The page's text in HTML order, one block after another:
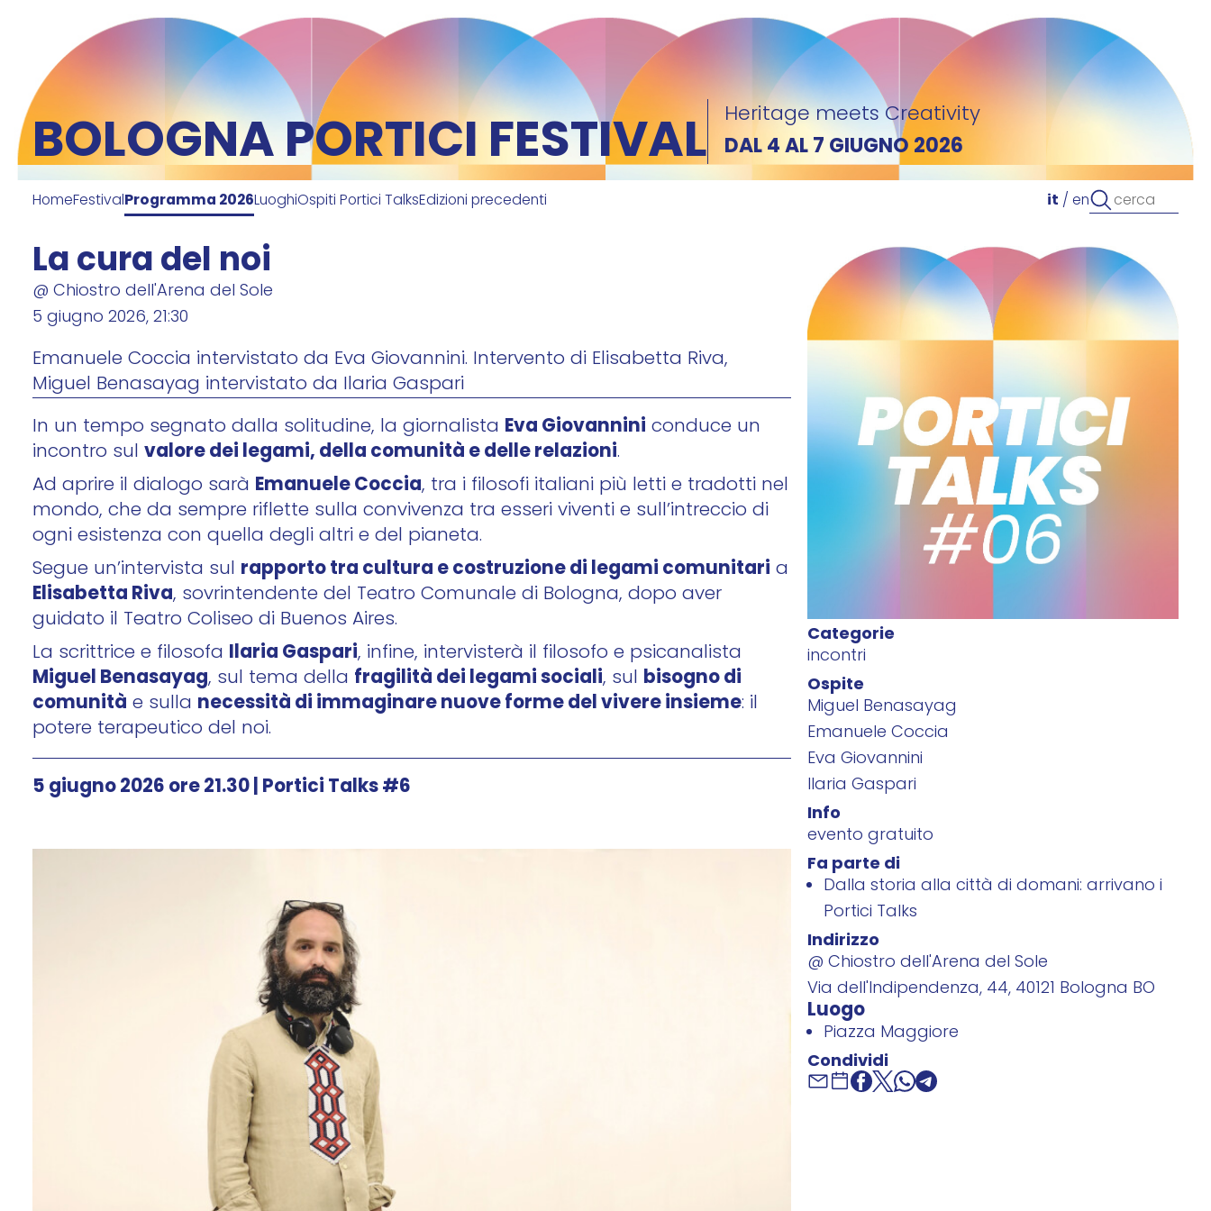
BOLOGNA PORTICI FESTIVAL Heritage meets Creativity
DAL 4 AL 7 GIUGNO 2026
HomeFestivalProgramma 2026LuoghiOspiti Portici TalksEdizioni precedenti it/en
La cura del noi
@ Chiostro dell'Arena del Sole
5 giugno 2026, 21:30
Emanuele Coccia intervistato da Eva Giovannini. Intervento di Elisabetta Riva,
Miguel Benasayag intervistato da Ilaria Gaspari
In un tempo segnato dalla solitudine, la giornalista Eva Giovannini conduce un
incontro sul valore dei legami, della comunità e delle relazioni.
Ad aprire il dialogo sarà Emanuele Coccia, tra i filosofi italiani più letti e tradotti nel
mondo, che da sempre riflette sulla convivenza tra esseri viventi e sull’intreccio di
ogni esistenza con quella degli altri e del pianeta.
Segue un’intervista sul rapporto tra cultura e costruzione di legami comunitari a
Elisabetta Riva, sovrintendente del Teatro Comunale di Bologna, dopo aver
guidato il Teatro Coliseo di Buenos Aires.
La scrittrice e filosofa Ilaria Gaspari, infine, intervisterà il filosofo e psicanalista
Miguel Benasayag, sul tema della fragilità dei legami sociali, sul bisogno di
comunità e sulla necessità di immaginare nuove forme del vivere insieme: il
potere terapeutico del noi.
5 giugno 2026 ore 21.30 | Portici Talks #6
Categorie
incontri
Ospite
Miguel Benasayag
Emanuele Coccia
Eva Giovannini
Ilaria Gaspari
Info
evento gratuito
Fa parte di
Dalla storia alla città di domani: arrivano i
Portici Talks
Indirizzo
@ Chiostro dell'Arena del Sole
Via dell'Indipendenza, 44, 40121 Bologna BO
Luogo
Piazza Maggiore
Condividi